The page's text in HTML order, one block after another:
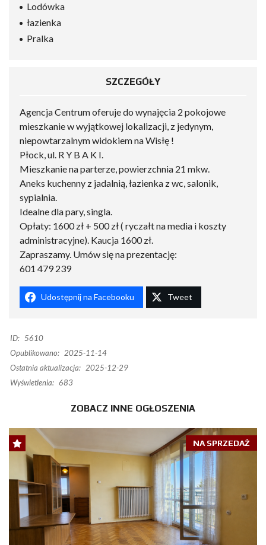
Lodówka
łazienka
Pralka
SZCZEGÓŁY
Agencja Centrum oferuje do wynajęcia 2 pokojowe
mieszkanie w wyjątkowej lokalizacji, z jedynym,
niepowtarzalnym widokiem na Wisłę !
Płock, ul. R Y B A K I.
Mieszkanie na parterze, powierzchnia 21 mkw.
Aneks kuchenny z jadalnią, łazienka z wc, salonik,
sypialnia.
Idealne dla pary, singla.
Opłaty: 1600 zł + 500 zł ( ryczałt na media i koszty
administracyjne). Kaucja 1600 zł.
Zapraszamy. Umów się na prezentację:
601 479 239
Udostępnij na Facebooku Tweet
ID: 5610
Opublikowano: 2025-11-14
Ostatnia aktualizacja: 2025-12-29
Wyświetlenia: 683
ZOBACZ INNE OGŁOSZENIA
NA SPRZEDAŻ